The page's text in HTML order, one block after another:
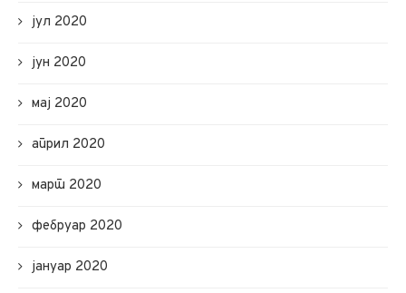
јул 2020
јун 2020
мај 2020
април 2020
март 2020
фебруар 2020
јануар 2020